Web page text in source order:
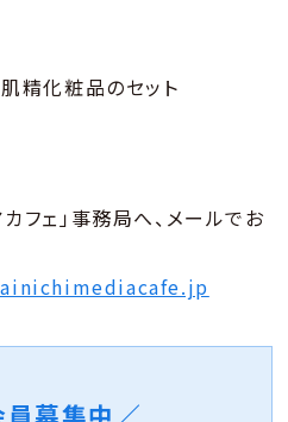
精化粧品のセット
フェ」事務局へ、メールでお